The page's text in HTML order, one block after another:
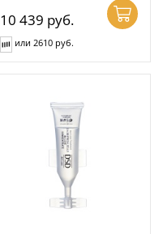
10 439 руб.
или 2610 руб.